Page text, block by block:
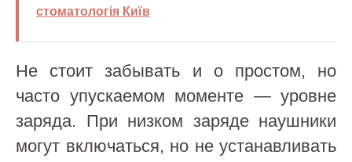
стоматологія Київ
Не стоит забывать и о простом, но
часто упускаемом моменте — уровне
заряда. При низком заряде наушники
могут включаться, но не устанавливать